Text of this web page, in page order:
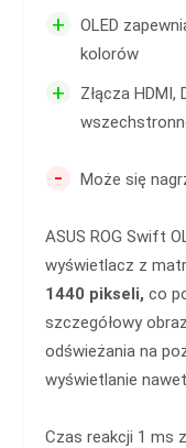
+
OLED
kolorów
+
Złącza
- Może się
ASUS ROG Swift
wyświetlacz z
1440 pikseli, co
szczegółowy
odświeżania na
wyświetlanie
Czas reakcji 1 ms